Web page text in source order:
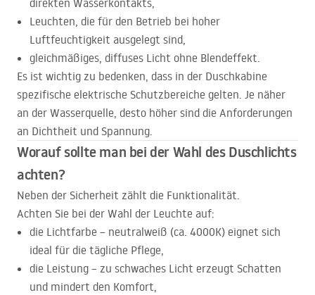
direkten Wasserkontakts,
Leuchten, die für den Betrieb bei hoher
Luftfeuchtigkeit ausgelegt sind,
gleichmäßiges, diffuses Licht ohne Blendeffekt.
Es ist wichtig zu bedenken, dass in der Duschkabine
spezifische elektrische Schutzbereiche gelten. Je näher
an der Wasserquelle, desto höher sind die Anforderungen
an Dichtheit und Spannung.
Worauf sollte man bei der Wahl des Duschlichts
achten?
Neben der Sicherheit zählt die Funktionalität.
Achten Sie bei der Wahl der Leuchte auf:
die Lichtfarbe – neutralweiß (ca. 4000K) eignet sich
ideal für die tägliche Pflege,
die Leistung – zu schwaches Licht erzeugt Schatten
und mindert den Komfort,